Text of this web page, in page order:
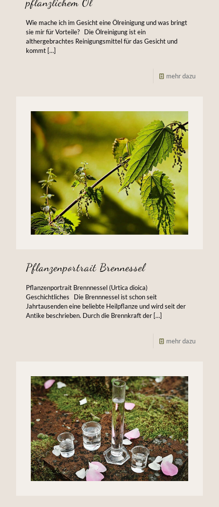
Wie mache ich im Gesicht eine Ölreinigung und was bringt
sie mir für Vorteile? Die Ölreinigung ist ein
althergebrachtes Reinigungsmittel für das Gesicht und
kommt […]
mehr dazu
Pflanzenportrait Brennessel
Pflanzenportrait Brennnessel (Urtica dioica)
Geschichtliches Die Brennnessel ist schon seit
Jahrtausenden eine beliebte Heilpflanze und wird seit der
Antike beschrieben. Durch die Brennkraft der […]
mehr dazu